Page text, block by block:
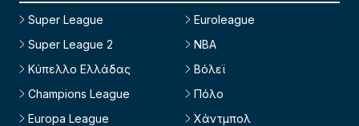
Super League
Super League 2
Κύπελλο Ελλάδας
Champions League
Europa League
Euroleague
NBA
Βόλεϊ
Πόλο
Χάντμπολ